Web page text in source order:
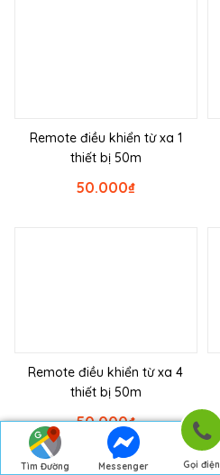
Tìm Đường
Messenger Gọi điện
Remote điều khiển từ xa 1
thiết bị 50m
₫
50.000
Remote điều khiển từ xa 4
thiết bị 50m
₫
50.000